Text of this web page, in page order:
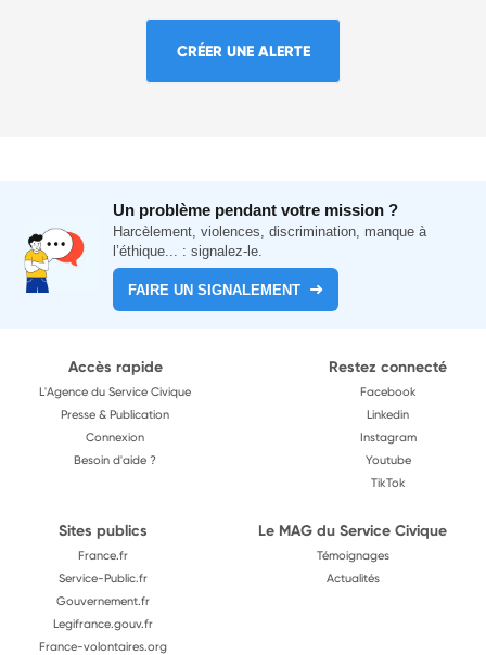
CRÉER UNE ALERTE
Un problème pendant votre mission ?
Harcèlement, violences, discrimination, manque à
l’éthique... : signalez-le.
FAIRE UN SIGNALEMENT
Accès rapide
L'Agence du Service Civique
Presse & Publication
Connexion
Besoin d'aide ?
Restez connecté
Facebook
Linkedin
Instagram
Youtube
TikTok
Sites publics
France.fr
Service-Public.fr
Gouvernement.fr
Legifrance.gouv.fr
France-volontaires.org
Le MAG du Service Civique
Témoignages
Actualités